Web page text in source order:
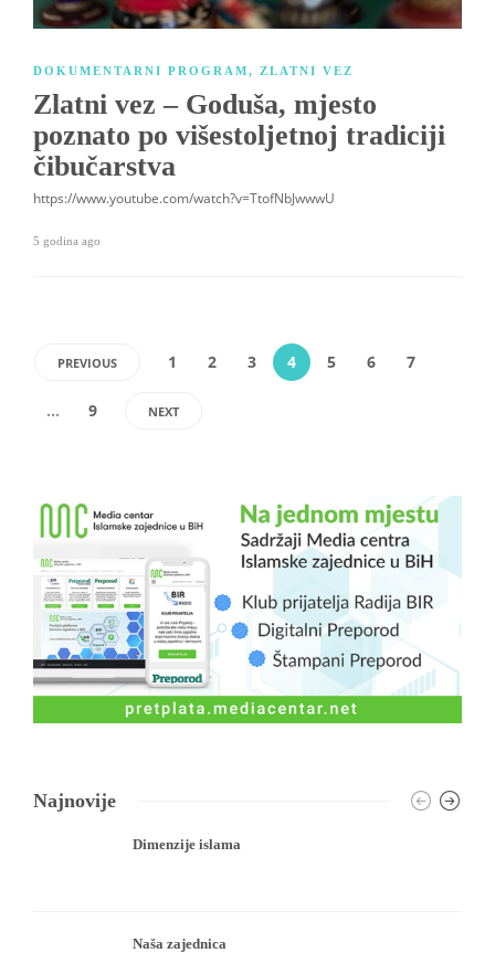
DOKUMENTARNI PROGRAM, ZLATNI VEZ
Zlatni vez – Goduša, mjesto
poznato po višestoljetnoj tradiciji
čibučarstva
https://www.youtube.com/watch?v=TtofNbJwwwU
5 godina ago
PREVIOUS 1 2 3 4 5 6 7
… 9 NEXT
Najnovije
Dimenzije islama
Naša zajednica